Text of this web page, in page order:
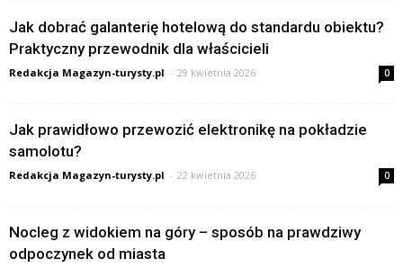
Jak dobrać galanterię hotelową do standardu obiektu?
Praktyczny przewodnik dla właścicieli
Redakcja Magazyn-turysty.pl - 29 kwietnia 2026 0
Jak prawidłowo przewozić elektronikę na pokładzie
samolotu?
Redakcja Magazyn-turysty.pl - 22 kwietnia 2026 0
Nocleg z widokiem na góry – sposób na prawdziwy
odpoczynek od miasta